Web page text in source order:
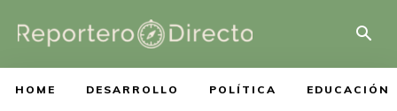
HOME DESARROLLO POLÍTICA EDUCACIÓN